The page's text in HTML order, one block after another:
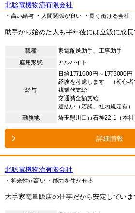
北聡電機物流有限会社
・高い給与 ・人間関係が良い ・長く働ける会社
助手から始めた人も半年後には立派に成長
職種
家電配送助手、工事助手
雇用形態
アルバイト
給与
日給1万1000円～1万5000円
経験を考慮します （初心者
残業代支給
交通費全額支給
週払い（応談、社内規定有）
勤務地
埼玉県川口市石神22-1（本社
詳細情報
北聡電機物流有限会社
・将来性が高い ・能力を生かせる
大手家電量販店の仕事だから安定していま